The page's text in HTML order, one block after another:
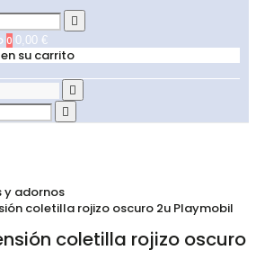

0 0,00 €
su carrito


y adornos
coletilla rojizo oscuro 2u Playmobil
coletilla rojizo oscuro